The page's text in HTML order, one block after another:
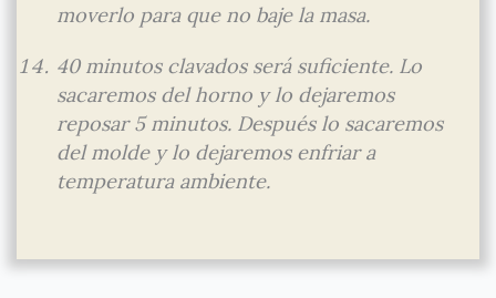
moverlo para que no baje la masa.
40 minutos clavados será suficiente. Lo
sacaremos del horno y lo dejaremos
reposar 5 minutos. Después lo sacaremos
del molde y lo dejaremos enfriar a
temperatura ambiente.